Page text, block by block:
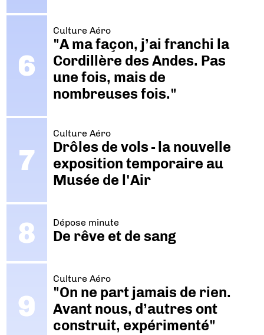
Culture Aéro
"A ma façon, j’ai franchi la
Cordillère des Andes. Pas
une fois, mais de
nombreuses fois."
Culture Aéro
Drôles de vols - la nouvelle
exposition temporaire au
Musée de l'Air
Dépose minute
De rêve et de sang
Culture Aéro
"On ne part jamais de rien.
Avant nous, d’autres ont
construit, expérimenté"